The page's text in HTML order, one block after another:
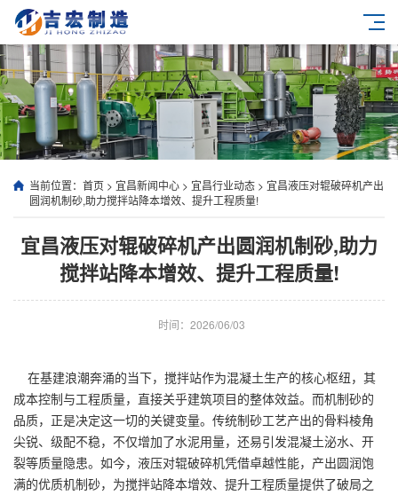
当前位置： 首页 > 宜昌新闻中心 > 宜昌行业动态 > 宜昌液压对辊破碎机产出
圆润机制砂,助力搅拌站降本增效、提升工程质量!
宜昌液压对辊破碎机产出圆润机制砂,助力
搅拌站降本增效、提升工程质量!
时间：2026/06/03
在基建浪潮奔涌的当下，搅拌站作为混凝土生产的核心枢纽，其
成本控制与工程质量，直接关乎建筑项目的整体效益。而机制砂的
品质，正是决定这一切的关键变量。传统制砂工艺产出的骨料棱角
尖锐、级配不稳，不仅增加了水泥用量，还易引发混凝土泌水、开
裂等质量隐患。如今，液压对辊破碎机凭借卓越性能，产出圆润饱
满的优质机制砂，为搅拌站降本增效、提升工程质量提供了破局之